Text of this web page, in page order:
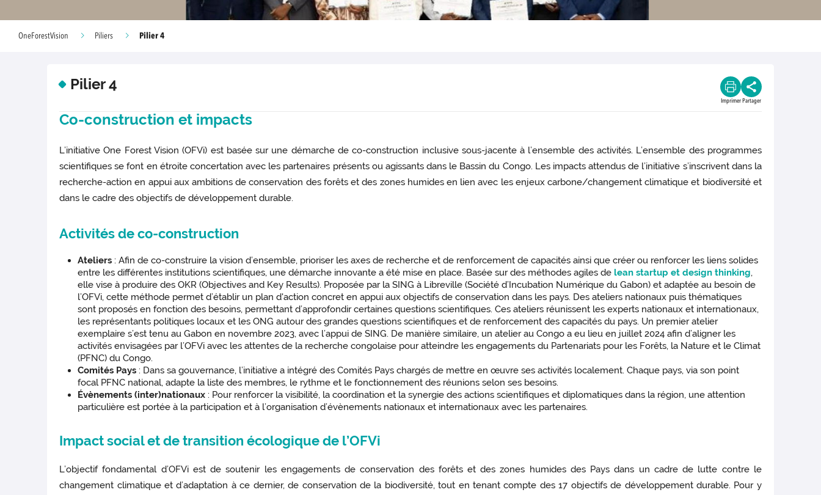
OneForestVision Piliers Pilier 4
Pilier 4
Imprimer Partager
Co-construction et impacts
L’initiative One Forest Vision (OFVi) est basée sur une démarche de co-construction inclusive sous-jacente à l’ensemble des activités. L’ensemble des programmes
scientifiques se font en étroite concertation avec les partenaires présents ou agissants dans le Bassin du Congo. Les impacts attendus de l’initiative s’inscrivent dans la
recherche-action en appui aux ambitions de conservation des forêts et des zones humides en lien avec les enjeux carbone/changement climatique et biodiversité et
dans le cadre des objectifs de développement durable.
Activités de co-construction
Ateliers : Afin de co-construire la vision d’ensemble, prioriser les axes de recherche et de renforcement de capacités ainsi que créer ou renforcer les liens solides
entre les différentes institutions scientifiques, une démarche innovante a été mise en place. Basée sur des méthodes agiles delean startup et design thinking,
elle vise à produire des OKR (Objectives and Key Results). Proposée par la SING à Libreville (Société d’Incubation Numérique du Gabon) et adaptée au besoin de
l’OFVi, cette méthode permet d’établir un plan d'action concret en appui aux objectifs de conservation dans les pays. Des ateliers nationaux puis thématiques
sont proposés en fonction des besoins, permettant d’approfondir certaines questions scientifiques. Ces ateliers réunissent les experts nationaux et internationaux,
les représentants politiques locaux et les ONG autour des grandes questions scientifiques et de renforcement des capacités du pays. Un premier atelier
exemplaire s’est tenu au Gabon en novembre 2023, avec l’appui de SING. De manière similaire, un atelier au Congo a eu lieu en juillet 2024 afin d’aligner les
activités envisagées par l’OFVi avec les attentes de la recherche congolaise pour atteindre les engagements du Partenariats pour les Forêts, la Nature et le Climat
(PFNC) du Congo.
Comités Pays : Dans sa gouvernance, l’initiative a intégré des Comités Pays chargés de mettre en œuvre ses activités localement. Chaque pays, via son point
focal PFNC national, adapte la liste des membres, le rythme et le fonctionnement des réunions selon ses besoins.
Évènements (inter)nationaux : Pour renforcer la visibilité, la coordination et la synergie des actions scientifiques et diplomatiques dans la région, une attention
particulière est portée à la participation et à l’organisation d’évènements nationaux et internationaux avec les partenaires.
Impact social et de transition écologique de l’OFVi
L’objectif fondamental d’OFVi est de soutenir les engagements de conservation des forêts et des zones humides des Pays dans un cadre de lutte contre le
changement climatique et d’adaptation à ce dernier, de conservation de la biodiversité, tout en tenant compte des 17 objectifs de développement durable. Pour y